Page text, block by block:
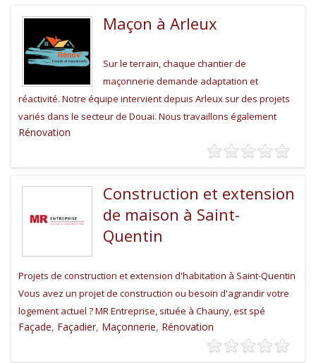
Maçon à Arleux
Sur le terrain, chaque chantier de
maçonnerie demande adaptation et
réactivité. Notre équipe intervient depuis Arleux sur des projets
variés dans le secteur de Douai. Nous travaillons également
Rénovation
Construction et extension
de maison à Saint-
Quentin
Projets de construction et extension d'habitation à Saint-Quentin
Vous avez un projet de construction ou besoin d'agrandir votre
logement actuel ? MR Entreprise, située à Chauny, est spé
Façade, Façadier, Maçonnerie, Rénovation